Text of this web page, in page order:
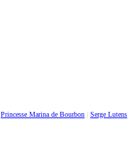
Princesse Marina de Bourbon Serge Lutens